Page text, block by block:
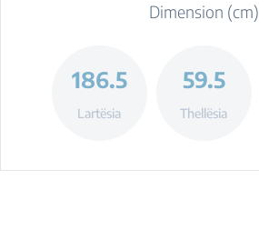
Dimension (cm)
186.5
Lartësia
59.5
Thellësia